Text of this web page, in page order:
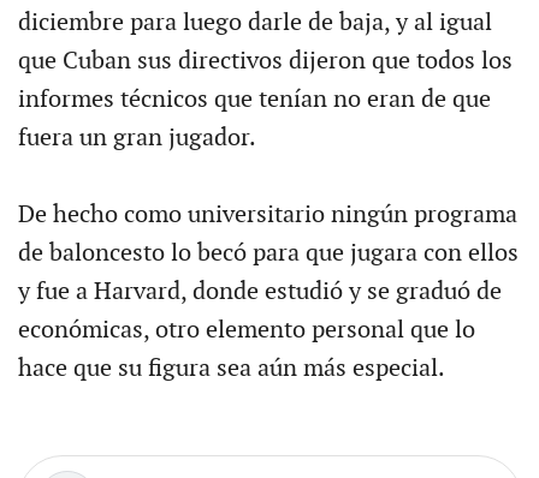
diciembre para luego darle de baja, y al igual
que Cuban sus directivos dijeron que todos los
informes técnicos que tenían no eran de que
fuera un gran jugador.
De hecho como universitario ningún programa
de baloncesto lo becó para que jugara con ellos
y fue a Harvard, donde estudió y se graduó de
económicas, otro elemento personal que lo
hace que su figura sea aún más especial.